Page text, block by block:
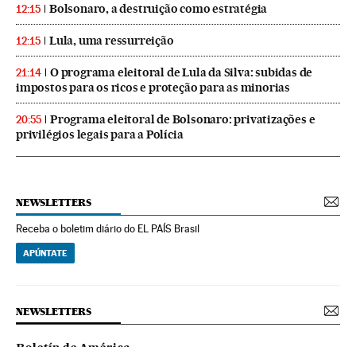
12:15 Bolsonaro, a destruição como estratégia
12:15 Lula, uma ressurreição
21:14
O programa eleitoral de Lula da Silva: subidas de
impostos para os ricos e proteção para as minorias
20:55
Programa eleitoral de Bolsonaro: privatizações e
privilégios legais para a Polícia
NEWSLETTERS
Receba o boletim diário do EL PAÍS Brasil
APÚNTATE
NEWSLETTERS